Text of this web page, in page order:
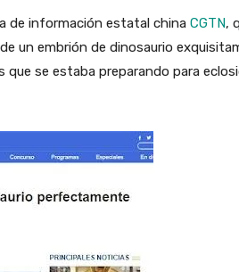
de información estatal china CGTN,
un embrión de dinosaurio
se estaba preparando para